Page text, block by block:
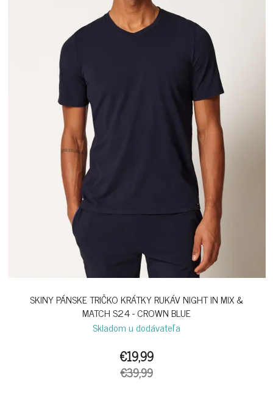
SKINY PÁNSKE TRIČKO KRÁTKY RUKÁV NIGHT IN MIX &
MATCH S24 - CROWN BLUE
Skladom u dodávateľa
€19,99
€39,99